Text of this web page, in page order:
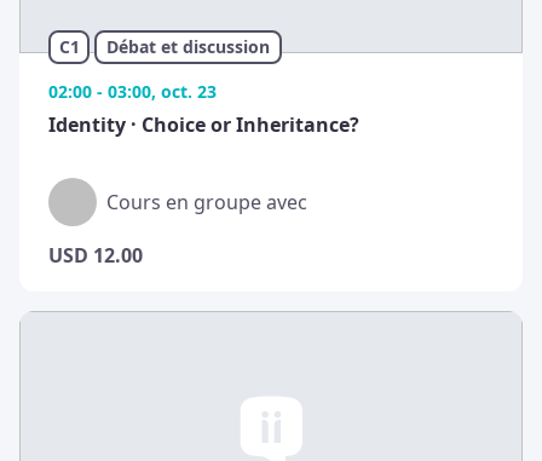
C1
Débat et discussion
02:00 - 03:00, oct. 23
Identity · Choice or Inheritance?
Cours en groupe avec
USD 12.00